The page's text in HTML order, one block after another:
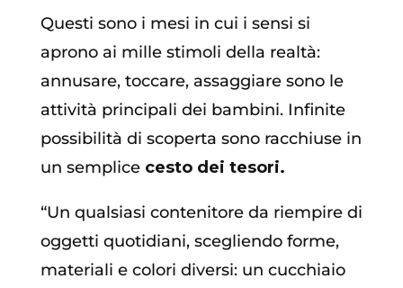
Questi sono i mesi in cui i sensi si
aprono ai mille stimoli della realtà:
annusare, toccare, assaggiare sono le
attività principali dei bambini. Infinite
possibilità di scoperta sono racchiuse in
un semplice cesto dei tesori.
“Un qualsiasi contenitore da riempire di
oggetti quotidiani, scegliendo forme,
materiali e colori diversi: un cucchiaio